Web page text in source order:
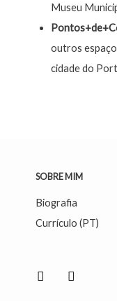
Museu
outros
cidade do
SOBRE MIM
Biografia
Currículo (PT)
facebookinstagram